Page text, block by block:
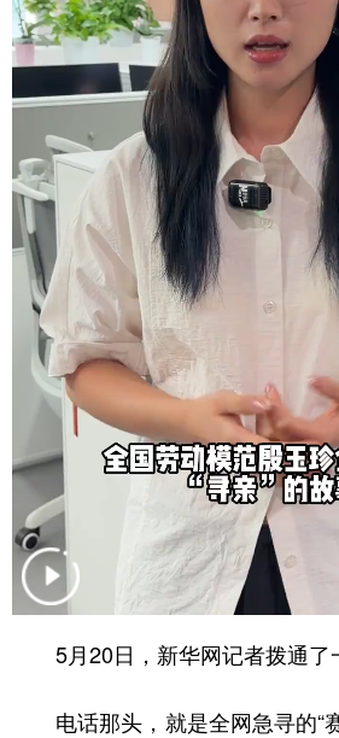
城市 旅游 能
彩票 娱乐 时
公益 一带一路 亚
文化产业
地方频道
北京 天津
辽宁 吉林
浙江 安徽 福
河南 湖
广西 海
四川 贵州
陕西 甘肃
新疆 内蒙古 黑
5月20日，新华网记者拨通了
电话那头，就是全网急寻的“